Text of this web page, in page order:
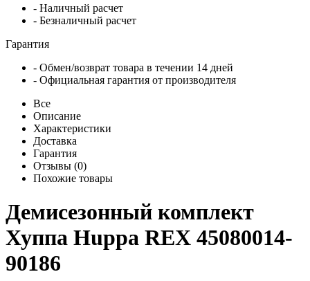
- Наличный расчет
- Безналичный расчет
Гарантия
- Обмен/возврат товара в течении 14 дней
- Официальная гарантия от производителя
Все
Описание
Характеристики
Доставка
Гарантия
Отзывы (0)
Похожие товары
Демисезонный комплект
Хуппа Huppa REX 45080014-
90186